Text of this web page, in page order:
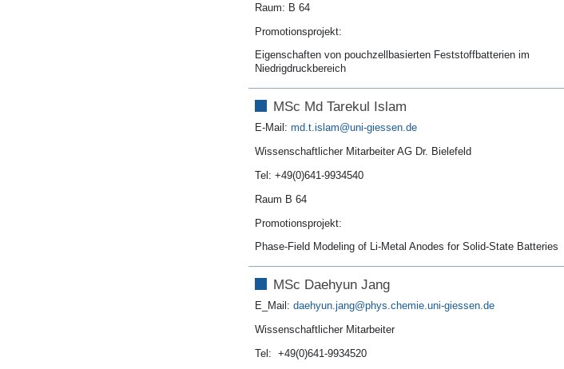
Raum: B 64
Promotionsprojekt:
Eigenschaften von pouchzellbasierten Feststoffbatterien im
Niedrigdruckbereich
MSc Md Tarekul Islam
E-Mail: md.t.islam
Wissenschaftlicher Mitarbeiter AG Dr. Bielefeld
Tel: +49(0)641-9934540
Raum B 64
Promotionsprojekt:
Phase-Field Modeling of Li-Metal Anodes for Solid-State Batteries
MSc Daehyun Jang
E_Mail: daehyun.jang
Wissenschaftlicher Mitarbeiter
Tel: +49(0)641-9934520